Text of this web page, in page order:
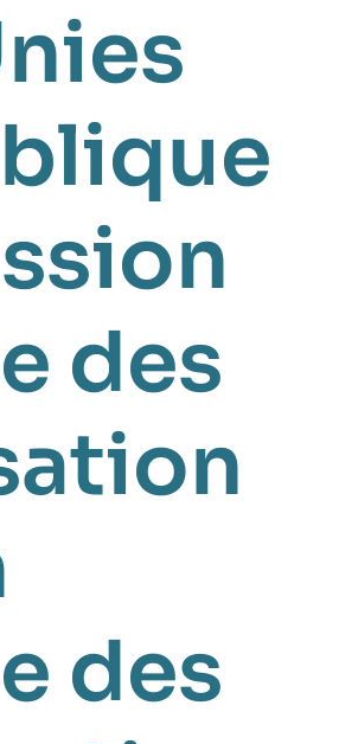
des
des